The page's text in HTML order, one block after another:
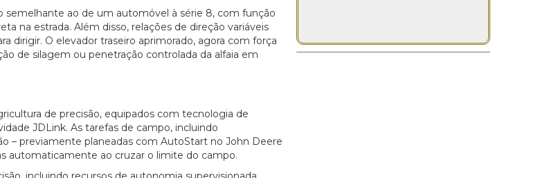
ao de um automóvel à série 8, com função
na estrada. Além disso, relações de direção variáveis
dirigir. O elevador traseiro aprimorado, agora com força
de silagem ou penetração controlada da alfaia em
de precisão, equipados com tecnologia de
JDLink. As tarefas de campo, incluindo
– previamente planeadas com AutoStart no John Deere
automaticamente ao cruzar o limite do campo.